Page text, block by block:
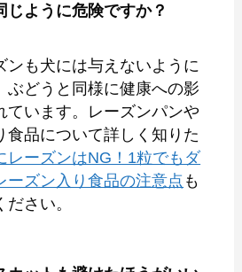
じように危険ですか？
ンも犬には与えないように
ぶどうと同様に健康への影
ています。レーズンパンや
食品について詳しく知りた
レーズンはNG！1粒でもダ
ーズン入り食品の注意点 も
さい。